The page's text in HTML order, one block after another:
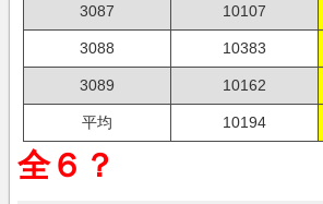
3087 10107
3088 10383
3089 10162
平均 10194
全６？